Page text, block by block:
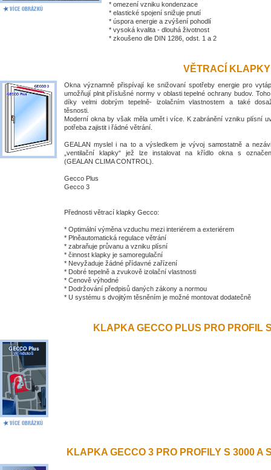
* omezení vzniku kondenzace
* elastické spojení snižuje pnutí
* úspora energie a zvýšení pohodlí
* vysoká kvalita - dlouhá životnost
* zkoušeno dle DIN 1286, odst. 1 a 2
VĚTRACÍ
Okna významně přispívají ke snižovaní spotřeby energie pro
umožňují plnit příslušné normy v oblasti tepelné ochrany budov.
díky velmi dobrým tepelně- izolačním vlastnostem a také
těsnosti.
Moderní okna by však měla umět i více. K zabránění vzniku plísní
potřeba zajistit i řádné větrání.
GEALAN myslel i na to a výsledkem je vývoj samostatně a
„ventilační klapky“ jež lze instalovat na křídlo okna s
(GEALAN CLIMA CONTROL).
Gecco Plus
Gecco 3
Přednosti větrací klapky Gecco:
* Optimální výměna vzduchu mezi interiérem a exteriérem
* Plněautomatická regulace větrání
* zabraňuje průvanu a vzniku plísní
* činnost klapky je samoregulační
* Nevyžaduje žádné přídavné zařízení
* Dobré tepelně a zvukově izolační vlastnosti
* Cenově výhodné
* Dodržování předpisů daných zákony a normou
* U systému s dvojitým těsněním je možné montovat dodatečně
KLAPKA GECCO PLUS PRO PROFIL
KLAPKA GECCO 3 PRO PROFILY S 3000 A